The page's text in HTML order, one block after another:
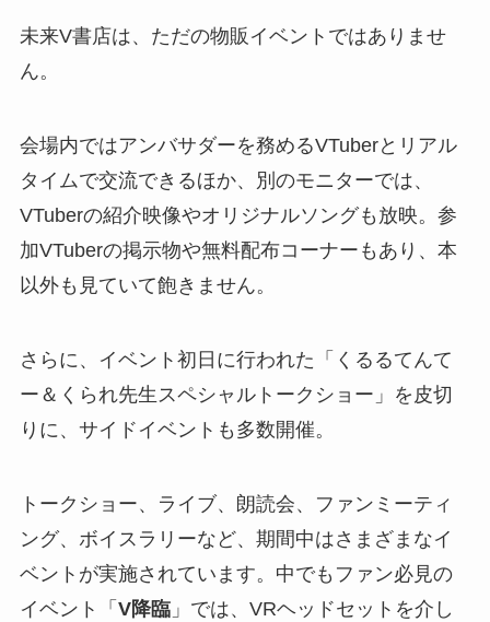
未来V書店は、ただの物販イベントではありませ
ん。
会場内ではアンバサダーを務めるVTuberとリアル
タイムで交流できるほか、別のモニターでは、
VTuberの紹介映像やオリジナルソングも放映。参
加VTuberの掲示物や無料配布コーナーもあり、本
以外も見ていて飽きません。
さらに、イベント初日に行われた「くるるてんて
ー＆くられ先生スペシャルトークショー」を皮切
りに、サイドイベントも多数開催。
トークショー、ライブ、朗読会、ファンミーティ
ング、ボイスラリーなど、期間中はさまざまなイ
ベントが実施されています。中でもファン必見の
イベント「 V降臨」では、VRヘッドセットを介し